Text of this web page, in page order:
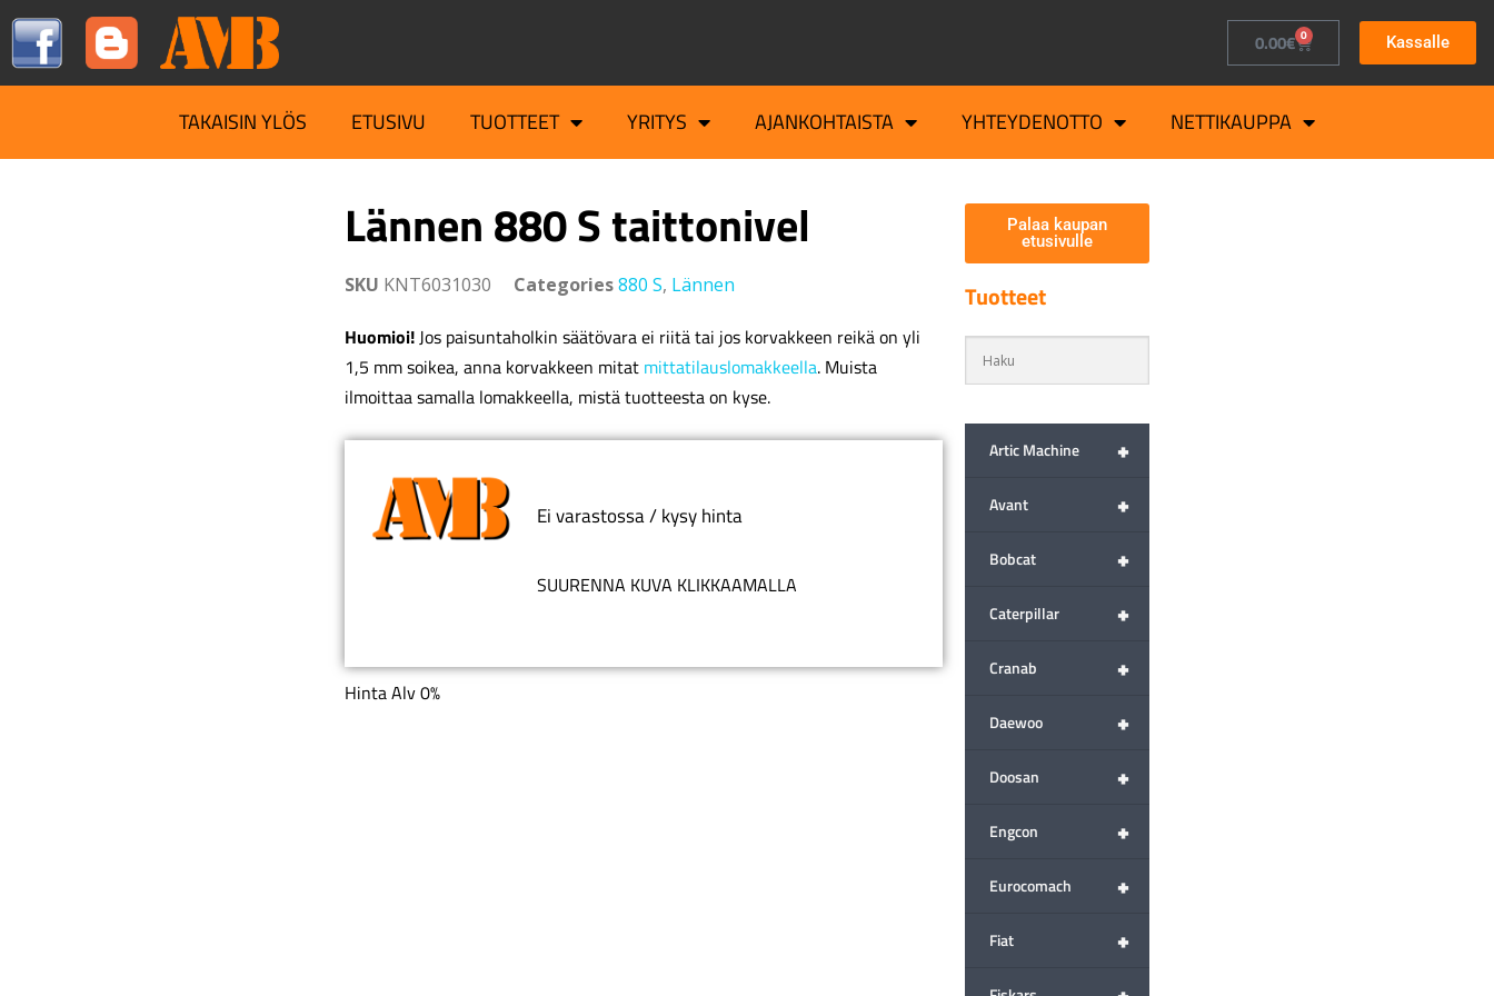
0.00€ 0 Kassalle
TAKAISIN YLÖS ETUSIVU TUOTTEET YRITYS AJANKOHTAISTA YHTEYDENOTTO NETTIKAUPPA
Lännen 880 S taittonivel
SKU KNT6031030 Categories880 S, Lännen
Huomioi!Jos paisuntaholkin säätövara ei riitä tai jos korvakkeen reikä on yli
1,5 mm soikea, anna korvakkeen mitat mittatilauslomakkeella. Muista
ilmoittaa samalla lomakkeella, mistä tuotteesta on kyse.
Ei varastossa / kysy hinta
SUURENNA KUVA KLIKKAAMALLA
Hinta Alv 0%
Palaa kaupan
etusivulle
Tuotteet
+
Artic Machine
+
Avant
+
Bobcat
+
Caterpillar
+
Cranab
+
Daewoo
+
Doosan
+
Engcon
+
Eurocomach
+
Fiat